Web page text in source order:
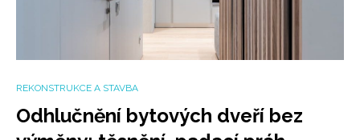
REKONSTRUKCE A STAVBA
Odhlučnění bytových dveří bez